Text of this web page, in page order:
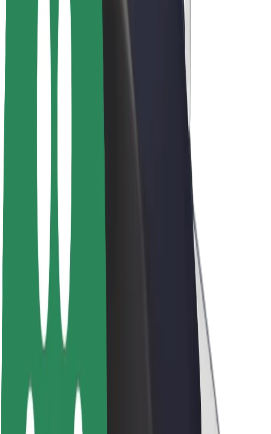
Repartidores
Ingresos de repartidor
Comercios de Bolt Food
Sostenibilidad en Bolt
Project Zero
Blog
Sala de prensa
Directrices de la marca
Misión
Relación con inversores
Liderazgo
Medios
Fondo Urbano